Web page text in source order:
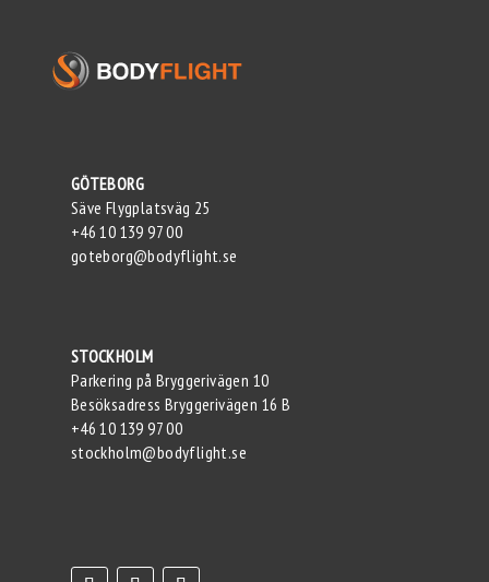
GÖTEBORG
Säve Flygplatsväg 25
+46 10 139 97 00
goteborg@bodyflight.se
STOCKHOLM
Parkering på Bryggerivägen 10
Besöksadress Bryggerivägen 16 B
+46 10 139 97 00
stockholm@bodyflight.se